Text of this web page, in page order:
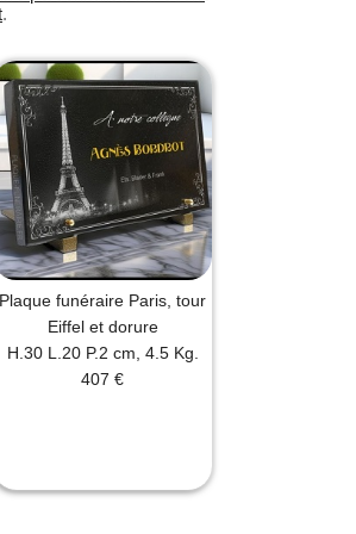
.
Plaque funéraire Paris, tour
Eiffel et dorure
H.30 L.20 P.2 cm, 4.5 Kg.
407 €